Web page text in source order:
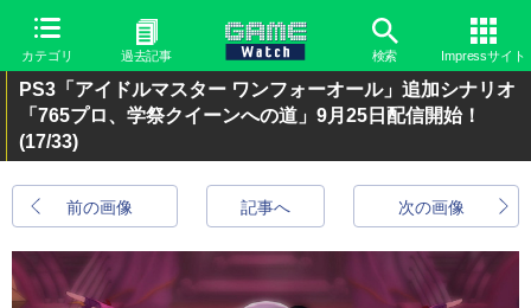
カテゴリ 過去記事 検索 Impressサイト
PS3「アイドルマスター ワンフォーオール」追加シナリオ
「765プロ、学祭クイーンへの道」9月25日配信開始！
(17/33)
前の画像 次の画像
記事へ